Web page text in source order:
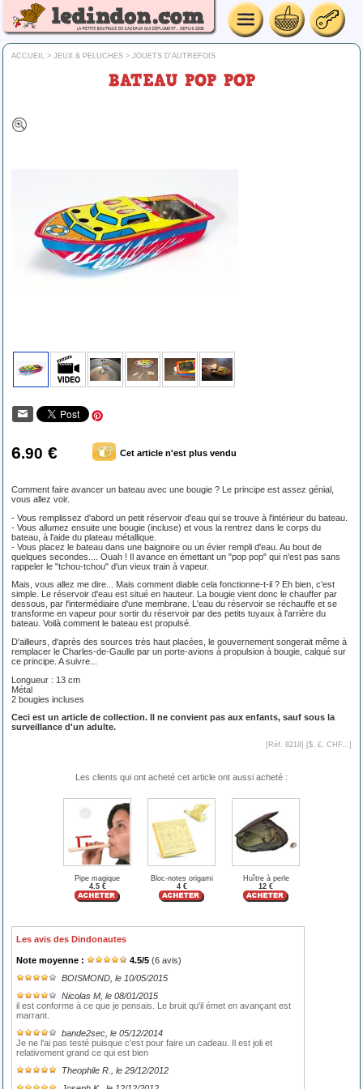
ACCUEIL > JEUX & PELUCHES > JOUETS D'AUTREFOIS
BATEAU POP POP
6.90 € Cet article n'est plus vendu
Comment faire avancer un bateau avec une bougie ? Le principe est assez génial,
vous allez voir.
- Vous remplissez d'abord un petit réservoir d'eau qui se trouve à l'intérieur du bateau.
- Vous allumez ensuite une bougie (incluse) et vous la rentrez dans le corps du
bateau, à l'aide du plateau métallique.
- Vous placez le bateau dans une baignoire ou un évier rempli d'eau. Au bout de
quelques secondes.... Ouah ! Il avance en émettant un "pop pop" qui n'est pas sans
rappeler le "tchou-tchou" d'un vieux train à vapeur.
Mais, vous allez me dire... Mais comment diable cela fonctionne-t-il ? Eh bien, c'est
simple. Le réservoir d'eau est situé en hauteur. La bougie vient donc le chauffer par
dessous, par l'intermédiaire d'une membrane. L'eau du réservoir se réchauffe et se
transforme en vapeur pour sortir du réservoir par des petits tuyaux à l'arrière du
bateau. Voilà comment le bateau est propulsé.
D'ailleurs, d'après des sources très haut placées, le gouvernement songerait même à
remplacer le Charles-de-Gaulle par un porte-avions à propulsion à bougie, calqué sur
ce principe. A suivre...
Longueur : 13 cm
Métal
2 bougies incluses
Ceci est un article de collection. Il ne convient pas aux enfants, sauf sous la
surveillance d'un adulte.
[Réf. 8218] [$, £, CHF... ]
Les clients qui ont acheté cet article ont aussi acheté :
Pipe magique
4.5 €
Bloc-notes origami
4 €
Huître à perle
12 €
Les avis des Dindonautes
Note moyenne : 4.5/5 (6 avis)
BOISMOND , le 10/05/2015
Nicolas M , le 08/01/2015
il est conforme à ce que je pensais. Le bruit qu'il émet en avançant est
marrant.
bande2sec , le 05/12/2014
Je ne l'ai pas testé puisque c'est pour faire un cadeau. Il est joli et
relativement grand ce qui est bien
Theophile R.
, le 29/12/2012